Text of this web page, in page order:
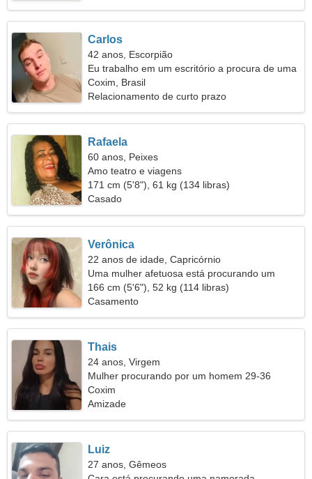
Carlos
42 anos, Escorpião
Eu trabalho em um escritório a procura de uma
mulher encantadora
Coxim, Brasil
Relacionamento de curto prazo
Rafaela
60 anos, Peixes
Amo teatro e viagens
171 cm (5'8"), 61 kg (134 libras)
Casado
Verônica
22 anos de idade, Capricórnio
Uma mulher afetuosa está procurando um
relacionamento amoroso
166 cm (5'6"), 52 kg (114 libras)
Casamento
Thais
24 anos, Virgem
Mulher procurando por um homem 29-36
Coxim
Amizade
Luiz
27 anos, Gêmeos